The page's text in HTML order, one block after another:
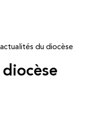
actualités du diocèse